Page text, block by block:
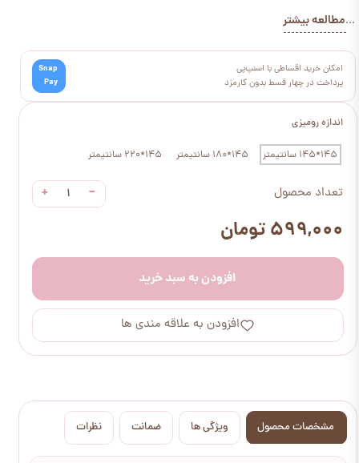
اندازه رومیزی
145*145 سانتیمتر 145*180 سانتیمتر 145*220 سانتیمتر
تعداد محصول −
+
۵۹۹,۰۰۰ تومان
افزودن به سبد خرید
افزودن به علاقه مندی ها
...مطالعه بیشتر
امکان خرید اقساطی با اسنپ‌پی
پرداخت در چهار قسط بدون کارمزد
Snap
Pay
مشخصات محصول ویژگی ها ضمانت نظرات